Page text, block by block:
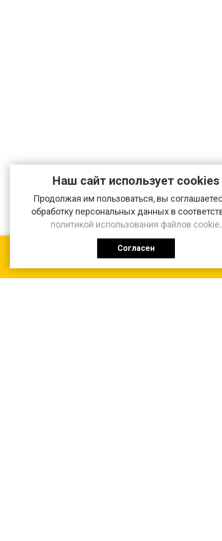
Наш сайт использует cookies
Продолжая им пользоваться, вы
обработку персональных данных в
политикой использования файлов cookie.
Согласен